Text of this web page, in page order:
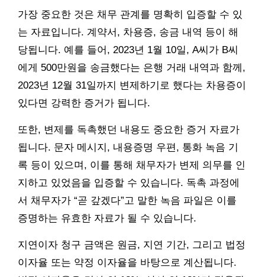
가장 중요한 것은 채무 관계를 명확히 입증할 수 있
는 자료입니다. 계약서, 차용증, 송금 내역 등이 해
당됩니다. 예를 들어, 2023년 1월 10일, A씨가 B씨
에게 500만원을 송금했다는 은행 거래 내역과 함께,
2023년 12월 31일까지 변제하기로 했다는 차용증이
있다면 강력한 증거가 됩니다.
또한, 변제를 독촉했던 내용도 중요한 증거 자료가
됩니다. 문자 메시지, 내용증명 우편, 통화 녹음 기
록 등이 있으며, 이를 통해 채무자가 변제 의무를 인
지하고 있었음을 입증할 수 있습니다. 독촉 과정에
서 채무자가 “곧 갚겠다”고 말한 녹음 파일은 이를
증명하는 유효한 자료가 될 수 있습니다.
지연이자 청구 금액은 원금, 지연 기간, 그리고 법정
이자율 또는 약정 이자율을 바탕으로 계산됩니다.